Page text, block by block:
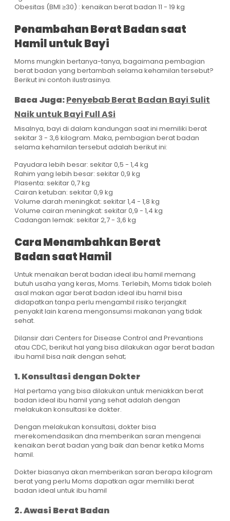
Obesitas (BMI ≥30) : kenaikan berat badan 11 - 19 kg
Penambahan Berat Badan saat
Hamil untuk Bayi
Moms mungkin bertanya-tanya, bagaimana pembagian
berat badan yang bertambah selama kehamilan tersebut?
Berikut ini contoh ilustrasinya.
Baca Juga:Penyebab Berat Badan Bayi Sulit
Naik untuk Bayi Full ASi
Misalnya, bayi di dalam kandungan saat ini memiliki berat
sekitar 3 - 3,6 kilogram. Maka, pembagian berat badan
selama kehamilan tersebut adalah berikut ini:
Payudara lebih besar: sekitar 0,5 - 1,4 kg
Rahim yang lebih besar: sekitar 0,9 kg
Plasenta: sekitar 0,7 kg
Cairan ketuban: sekitar 0,9 kg
Volume darah meningkat: sekitar 1,4 - 1,8 kg
Volume cairan meningkat: sekitar 0,9 - 1,4 kg
Cadangan lemak: sekitar 2,7 - 3,6 kg
Cara Menambahkan Berat
Badan saat Hamil
Untuk menaikan berat badan ideal ibu hamil memang
butuh usaha yang keras, Moms. Terlebih, Moms tidak boleh
asal makan agar berat badan ideal ibu hamil bisa
didapatkan tanpa perlu mengambil risiko terjangkit
penyakit lain karena mengonsumsi makanan yang tidak
sehat.
Dilansir dari Centers for Disease Control and Prevantions
atau CDC, berikut hal yang bisa dilakukan agar berat badan
ibu hamil bisa naik dengan sehat;
1. Konsultasi dengan Dokter
Hal pertama yang bisa dilakukan untuk meniakkan berat
badan ideal ibu hamil yang sehat adalah dengan
melakukan konsultasi ke dokter.
Dengan melakukan konsultasi, dokter bisa
merekomendasikan dna memberikan saran mengenai
kenaikan berat badan yang baik dan benar ketika Moms
hamil.
Dokter biasanya akan memberikan saran berapa kilogram
berat yang perlu Moms dapatkan agar memiliki berat
badan ideal untuk ibu hamil
2. Awasi Berat Badan